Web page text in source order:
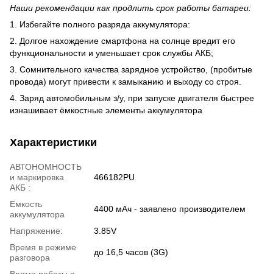
Наши рекомендации как продлить срок работы батареи:
1. Избегайте полного разряда аккумулятора:
2. Долгое нахождение смартфона на солнце вредит его
функциональности и уменьшает срок службы АКБ;
3. Сомнительного качества зарядное устройство, (пробитые
провода) могут привести к замыканию и выходу со строя.
4. Заряд автомобильным з/у, при запуске двигателя быстрее
изнашивает ёмкостные элементы аккумулятора
Характеристики
АВТОНОМНОСТЬ
и маркировка
АКБ :
466182PU
Емкость
аккумулятора
4400 мАч - заявлено производителем
Напряжение:
3.85V
Время в режиме
разговора
до 16,5 часов (3G)